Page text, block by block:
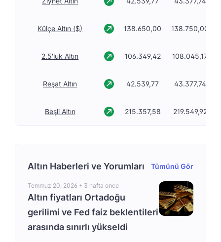
Külçe Altın ($) 138.650,00 138.750,00
2.5'luk Altın 106.349,42 108.045,17
Reşat Altın 42.539,77 43.377,74
Beşli Altın 215.357,58 219.549,92
Altın Haberleri ve Yorumları Tümünü Gör
Temmuz 20, 2026 • 3 hafta once
Altın fiyatları Ortadoğu
gerilimi ve Fed faiz beklentileri
arasında sınırlı yükseldi